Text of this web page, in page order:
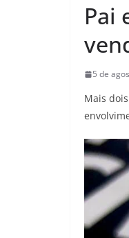
Pai
5 de
Mais